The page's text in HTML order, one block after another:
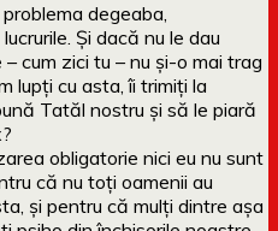
degeaba,
Și dacă nu le dau
cum zici tu – nu și-o mai trag
lupți cu asta, îi trimiți la
Tatăl nostru și să le piară
obligatorie nici eu nu sunt
că nu toți oamenii au
și pentru că mulți dintre așa